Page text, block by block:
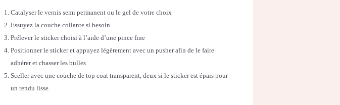
Catalyser le vernis semi permanent ou le gel de votre choix
Essuyez la couche collante si besoin
Prélever le sticker choisi à l’aide d’une pince fine
Positionner le sticker et appuyez légèrement avec un pusher afin de le faire
adhérer et chasser les bulles
Sceller avec une couche de top coat transparent, deux si le sticker est épais pour
un rendu lisse.